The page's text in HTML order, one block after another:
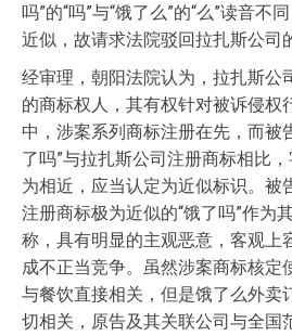
吗”的“吗”与“饿了么”的“么”读音不
近似，故请求法院驳回拉扎斯公司
经审理，朝阳法院认为，拉扎斯公
的商标权人，其有权针对被诉侵权
中，涉案系列商标注册在先，而被
了吗”与拉扎斯公司注册商标相比
为相近，应当认定为近似标识。被
注册商标极为近似的“饿了吗”作为
称，具有明显的主观恶意，客观上
成不正当竞争。虽然涉案商标核定
与餐饮直接相关，但是饿了么外卖
切相关，原告及其关联公司与全国